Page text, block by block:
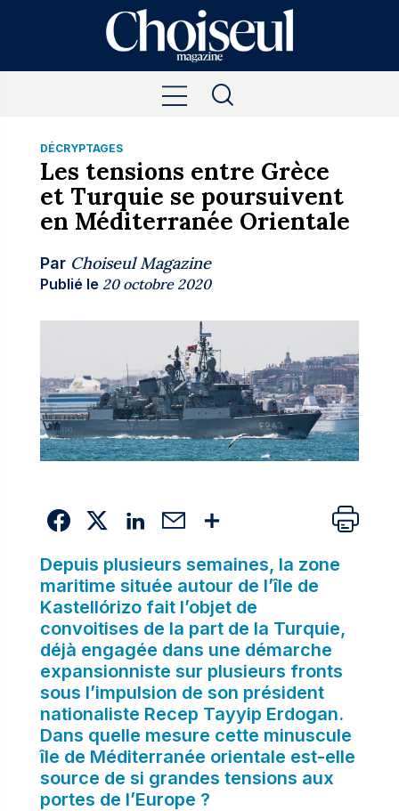
DÉCRYPTAGES
Les tensions entre Grèce
et Turquie se poursuivent
en Méditerranée Orientale
Par Choiseul Magazine
Publié le 20 octobre 2020
Depuis plusieurs semaines, la zone
maritime située autour de l’île de
Kastellórizo fait l’objet de
convoitises de la part de la Turquie,
déjà engagée dans une démarche
expansionniste sur plusieurs fronts
sous l’impulsion de son président
nationaliste Recep Tayyip Erdogan.
Dans quelle mesure cette minuscule
île de Méditerranée orientale est-elle
source de si grandes tensions aux
portes de l’Europe ?